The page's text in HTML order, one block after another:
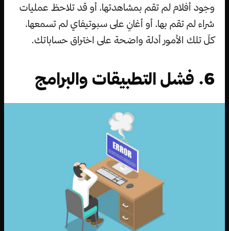
وجود أفلام لم تقم بمشاهدتها، أو قد تلاحظ عمليات
شراء لم تقم بها، أو أغانٍ على سبوتيفاي لم تسمعها،
كلّ تلك الأمور أدلة واضحة على اختراق حساباتك.
6. فشل التطبيقات والبرامج